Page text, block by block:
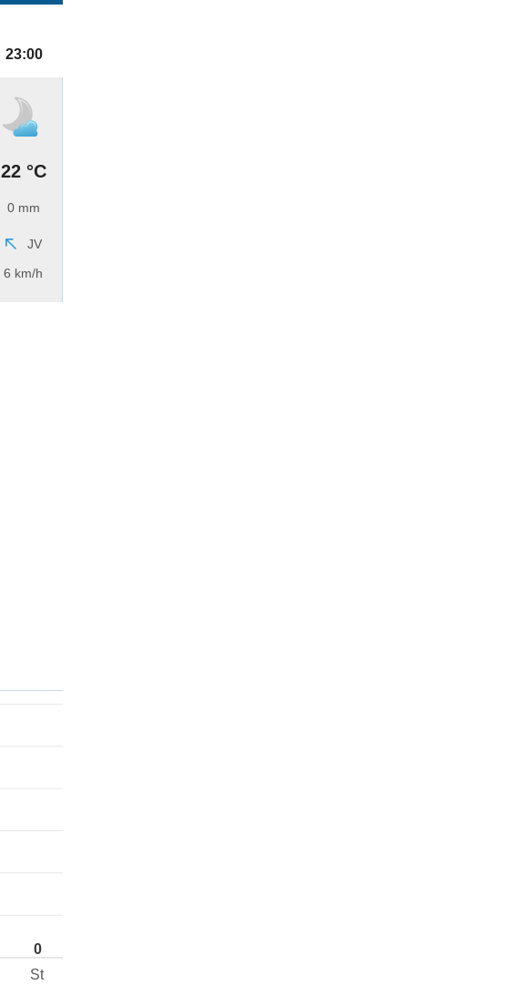
23:00
22 °C
0 mm
JV
6 km/h
0
St